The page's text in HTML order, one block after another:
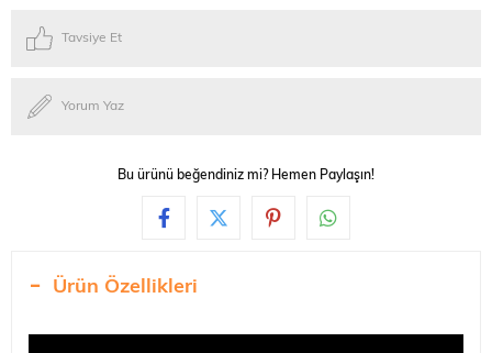
Tavsiye Et
Yorum Yaz
Bu ürünü beğendiniz mi? Hemen Paylaşın!
Ürün Özellikleri